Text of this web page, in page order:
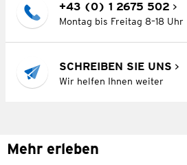
+43 (0) 1 2675 502
Montag bis Freitag 8–18 Uhr
SCHREIBEN SIE UNS
Wir helfen Ihnen weiter
Mehr erleben